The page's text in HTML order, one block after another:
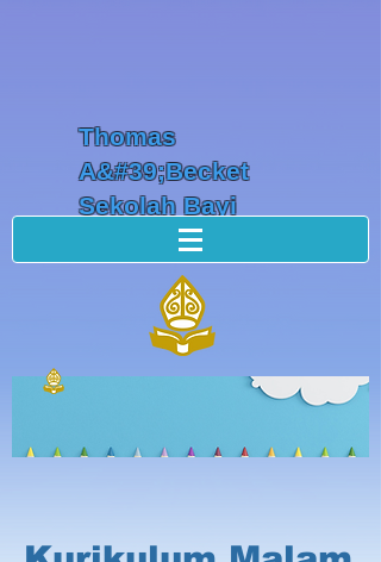
Thomas
A&#39;Becket
Sekolah Bayi